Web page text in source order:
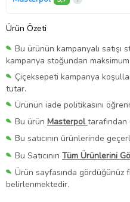
Ürün Özeti
Bu ürünün kampanyalı satışı
kampanya stoğundan
Çiçeksepeti kampanya
tutar.
Ürünün iade politikasını
Bu ürün Masterpol
Bu satıcının ürünlerinde
Bu Satıcının Tüm Ürünlerini
Ürün sayfasında gördüğünüz
belirlenmektedir.